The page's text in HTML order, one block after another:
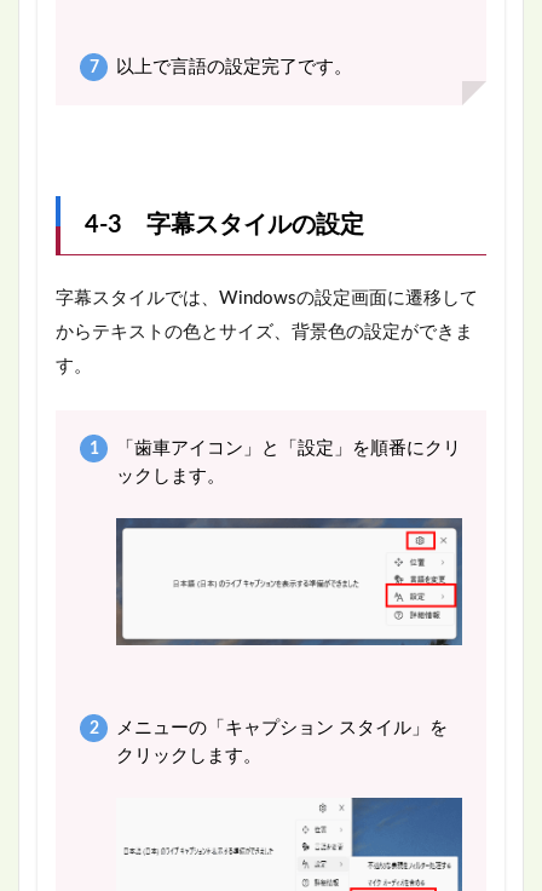
以上で言語の設定完了です。
4-3 字幕スタイルの設定
字幕スタイルでは、Windowsの設定画面に遷移して
からテキストの色とサイズ、背景色の設定ができま
す。
「歯車アイコン」と「設定」を順番にクリ
ックします。
メニューの「キャプション スタイル」を
クリックします。